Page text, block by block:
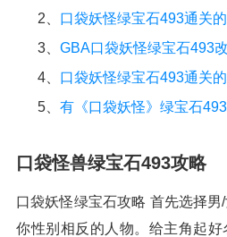
2、 口袋妖怪绿宝石493通关
3、 GBA口袋妖怪绿宝石493
4、 口袋妖怪绿宝石493通关
5、 有《口袋妖怪》绿宝石
口袋怪兽绿宝石493攻略
口袋妖怪绿宝石攻略 首先选择
你性别相反的人物。给主角起